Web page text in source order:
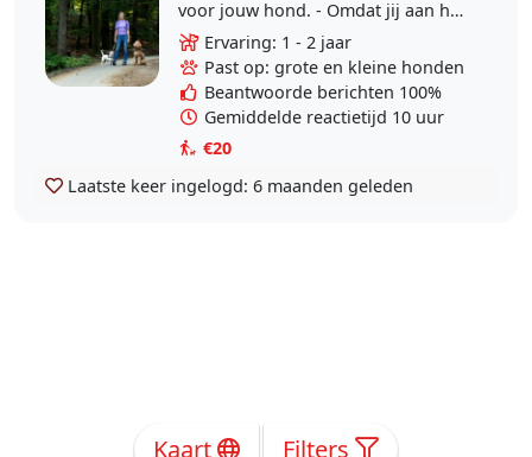
voor jouw hond. - Omdat jij aan het
werk bent of andere verplichtingen
hebt. - Je hond heeft plezier (met
andere..
Ervaring: 1 - 2 jaar
Past op: grote en kleine honden
Beantwoorde berichten 100%
Gemiddelde reactietijd 10 uur
€20
Laatste keer ingelogd: 6 maanden geleden
Kaart Filters